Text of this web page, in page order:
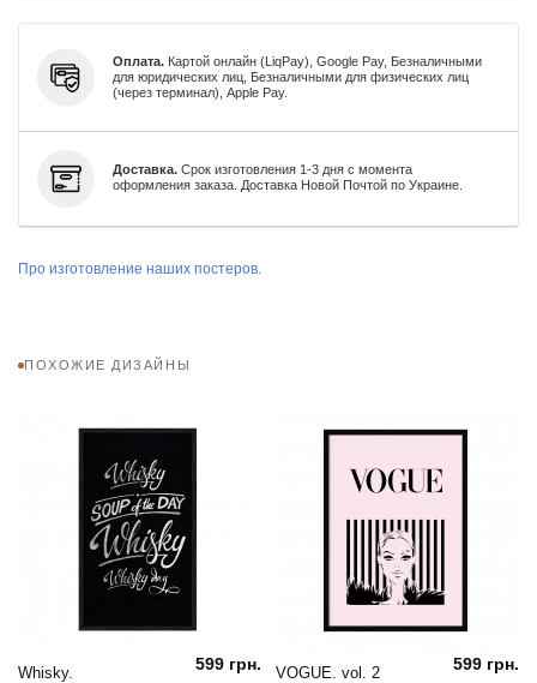
Оплата. Картой онлайн (LiqPay), Google Pay, Безналичными
для юридических лиц, Безналичными для физических лиц
(через терминал), Apple Pay.
Доставка. Срок изготовления 1-3 дня с момента
оформления заказа. Доставка Новой Почтой по Украине.
Про изготовление наших постеров.
ПОХОЖИЕ ДИЗАЙНЫ
Whisky. 599 грн. VOGUE. vol. 2 599 грн.